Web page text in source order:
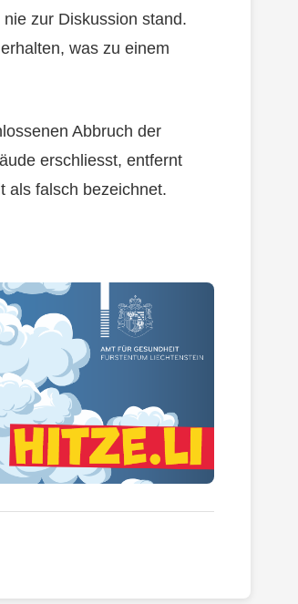
zur Diskussion stand.
was zu einem
Abbruch der
erschliesst, entfernt
als falsch bezeichnet.